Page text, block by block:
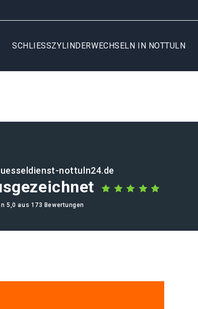
SCHLIESSZYLINDERWECHSELN IN NOTTULN
nottuln24.de
5,0 aus 173 Bewertungen